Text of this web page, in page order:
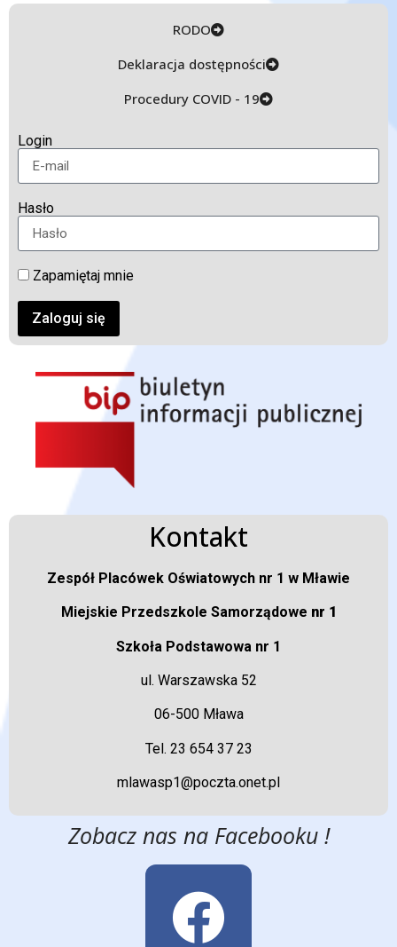
RODO
Deklaracja dostępności
Procedury COVID - 19
Login
Hasło
Zapamiętaj mnie
Zaloguj się
Kontakt
Zespół Placówek Oświatowych nr 1 w Mławie
Miejskie Przedszkole Samorządowe nr 1
Szkoła Podstawowa nr 1
ul. Warszawska 52
06-500 Mława
Tel. 23 654 37 23
mlawasp1@poczta.onet.pl
Zobacz nas na Facebooku !